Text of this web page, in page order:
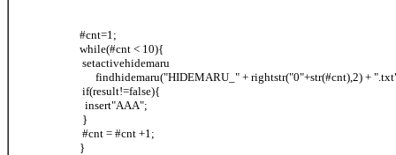
#cnt=1;
while(#cnt < 10){
setactivehidemaru
findhidemaru("HIDEMARU_" + rightstr("0"+str(#cnt),2) +
if(result!=false){
insert"AAA";
}
#cnt = #cnt +1;
}